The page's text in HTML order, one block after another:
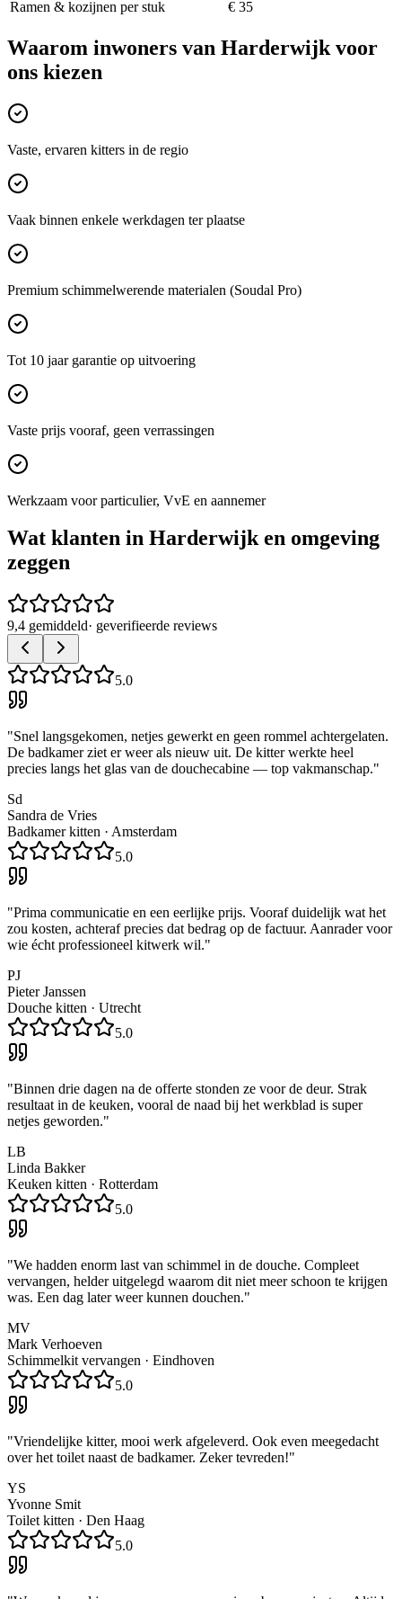
Ramen & kozijnen per stuk
€ 35
Waarom inwoners van Harderwijk voor
ons kiezen
Vaste, ervaren kitters in de regio
Vaak binnen enkele werkdagen ter plaatse
Premium schimmelwerende materialen (Soudal Pro)
Tot 10 jaar garantie op uitvoering
Vaste prijs vooraf, geen verrassingen
Werkzaam voor particulier, VvE en aannemer
Wat klanten in Harderwijken omgeving
zeggen
9,4 gemiddeld· geverifieerde reviews
5.0
"Snel langsgekomen, netjes gewerkt en geen rommel achtergelaten.
De badkamer ziet er weer als nieuw uit. De kitter werkte heel
precies langs het glas van de douchecabine — top vakmanschap."
Sd
Sandra de Vries
Badkamer kitten · Amsterdam
5.0
"Prima communicatie en een eerlijke prijs. Vooraf duidelijk wat het
zou kosten, achteraf precies dat bedrag op de factuur. Aanrader voor
wie écht professioneel kitwerk wil."
PJ
Pieter Janssen
Douche kitten · Utrecht
5.0
"Binnen drie dagen na de offerte stonden ze voor de deur. Strak
resultaat in de keuken, vooral de naad bij het werkblad is super
netjes geworden."
LB
Linda Bakker
Keuken kitten · Rotterdam
5.0
"We hadden enorm last van schimmel in de douche. Compleet
vervangen, helder uitgelegd waarom dit niet meer schoon te krijgen
was. Een dag later weer kunnen douchen."
MV
Mark Verhoeven
Schimmelkit vervangen · Eindhoven
5.0
"Vriendelijke kitter, mooi werk afgeleverd. Ook even meegedacht
over het toilet naast de badkamer. Zeker tevreden!"
YS
Yvonne Smit
Toilet kitten · Den Haag
5.0